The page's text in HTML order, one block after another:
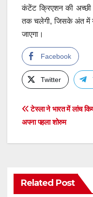
कंटेंट क्रिएशन की अच्छी
तक चलेगी, जिसके अंत में
जाएगा।
Facebook
Twitter
Post
navigation
टेस्ला ने भारत में लांच
अपना पहला शोरुम
Related Post